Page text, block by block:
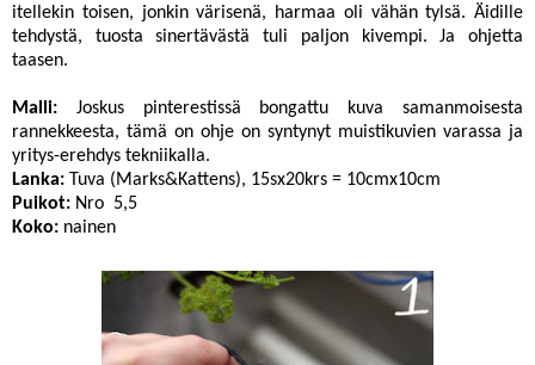
itellekin toisen, jonkin värisenä, harmaa oli vähän tylsä. Äidille
tehdystä, tuosta sinertävästä tuli paljon kivempi. Ja ohjetta
taasen.
Malli: Joskus pinterestissä bongattu kuva samanmoisesta
rannekkeesta, tämä on ohje on syntynyt muistikuvien varassa ja
yritys-erehdys tekniikalla.
Lanka: Tuva (Marks&Kattens), 15sx20krs = 10cmx10cm
Puikot: Nro 5,5
Koko: nainen